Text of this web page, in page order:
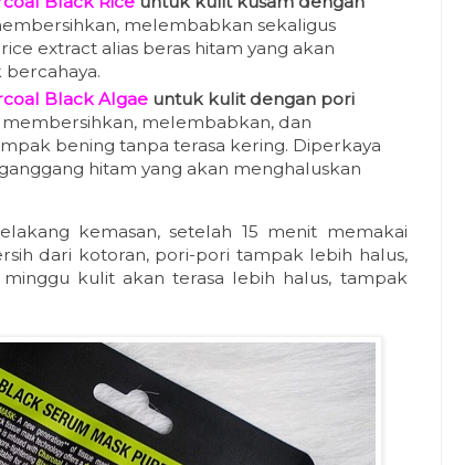
melembabkan sekaligus
extract alias beras hitam yang akan
Black Algaeuntuk kulit dengan pori
melembabkan, dan
bening tanpa terasa kering. Diperkaya
hitam yang akan menghaluskan
kemasan, setelah 15 menit memakai
dari kotoran, pori-pori tampak lebih halus,
kulit akan terasa lebih halus, tampak